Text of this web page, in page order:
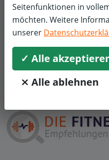
Sehr kompetentes und
bin durch das T-Rena
gekommen und nach
zweimal die Woche
Ansprechpartner
viele wertvolle Tipps
Seitenfunktionen in
möchten. Weitere
unserer
✓ Alle
⨯ Alle ablehnen